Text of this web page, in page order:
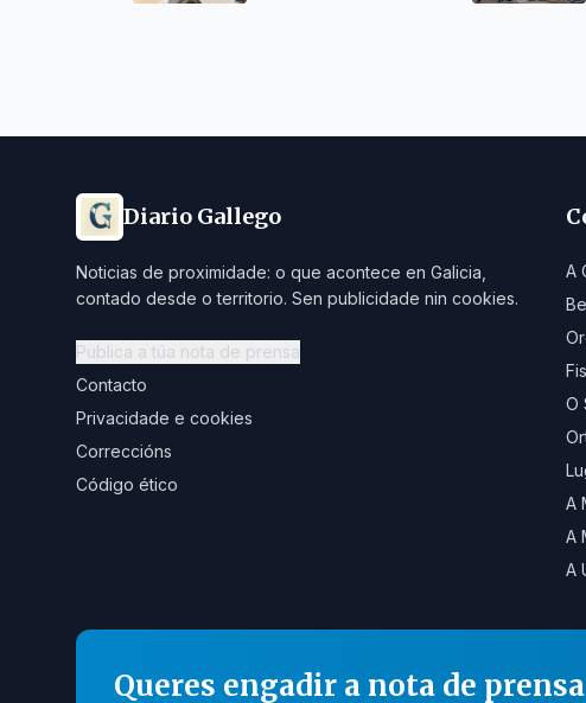
Diario Gallego
Noticias de proximidade: o que acontece en Galicia,
contado desde o territorio. Sen publicidade nin cookies.
Publica a túa nota de prensa
Contacto
Privacidade e cookies
Correccións
Código ético
A
O
A
A
A
Queres engadir a nota de